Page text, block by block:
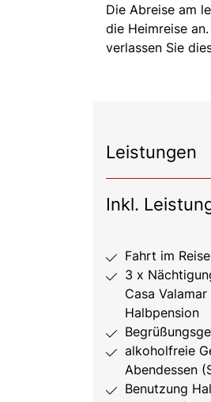
Die Abreise am
die Heimreise
verlassen Sie
Leistungen
Inkl.
Fahrt im
3 x
Casa
Halbpension
alkoholfreie
Abendessen
Benutzung